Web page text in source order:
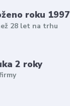
roku 1997
28 let na trhu
2 roky